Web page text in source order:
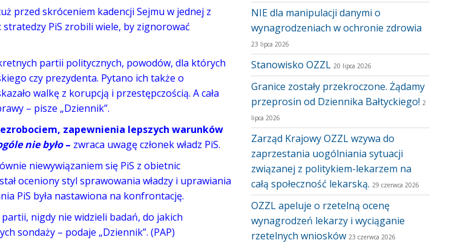
przed skróceniem kadencji Sejmu w jednej z
PiS zrobili wiele, by zignorować
partii politycznych, powodów, dla których
czy prezydenta. Pytano ich także o
walkę z korupcją i przestępczością. A cała
– pisze „Dziennik”.
zapewnienia lepszych warunków
nie było– zwraca uwagę członek władz PiS.
niewywiązaniem się PiS z obietnic
oceniony styl sprawowania władzy i uprawiania
PiS była nastawiona na konfrontację.
nigdy nie widzieli badań, do jakich
sondaży – podaje „Dziennik”. (PAP)
NIE dla manipulacji danymi o
wynagrodzeniach w ochronie zdrowia
23 lipca 2026
Stanowisko OZZL 20 lipca 2026
Granice zostały przekroczone. Żądamy
przeprosin od Dziennika Bałtyckiego! 2
lipca 2026
Zarząd Krajowy OZZL wzywa do
zaprzestania uogólniania sytuacji
związanej z politykiem-lekarzem na
całą społeczność lekarską. 29 czerwca 2026
OZZL apeluje o rzetelną ocenę
wynagrodzeń lekarzy i wyciąganie
rzetelnych wniosków 23 czerwca 2026